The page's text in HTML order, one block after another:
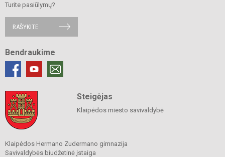
Turite pasiūlymų?
RAŠYKITE
Bendraukime
Steigėjas
Klaipėdos miesto savivaldybė
Klaipėdos Hermano Zudermano gimnazija
Savivaldybės biudžetinė įstaiga